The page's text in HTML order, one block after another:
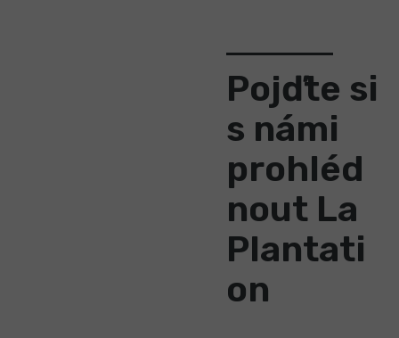
Pojďte si
s námi
prohléd
nout La
Plantati
on